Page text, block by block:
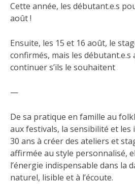
Cette année, les débutant.e.s
août !
Ensuite, les 15 et 16 août, le
confirmés, mais les
continuer s’ils le souhaitent
—
De sa pratique en famille au
aux festivals, la sensibilité et les
30 ans à créer des ateliers et
affirmée au style personnalisé,
l’énergie indispensable dans la
naturel, lisible et à l’écoute.